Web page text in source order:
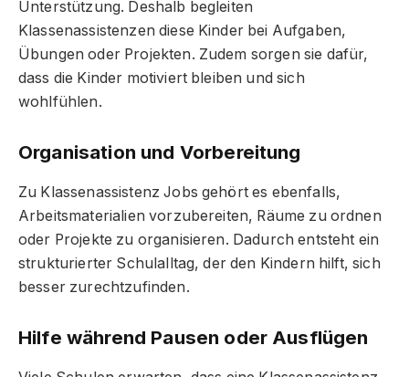
Unterstützung. Deshalb begleiten
Klassenassistenzen diese Kinder bei Aufgaben,
Übungen oder Projekten. Zudem sorgen sie dafür,
dass die Kinder motiviert bleiben und sich
wohlfühlen.
Organisation und Vorbereitung
Zu Klassenassistenz Jobs gehört es ebenfalls,
Arbeitsmaterialien vorzubereiten, Räume zu ordnen
oder Projekte zu organisieren. Dadurch entsteht ein
strukturierter Schulalltag, der den Kindern hilft, sich
besser zurechtzufinden.
Hilfe während Pausen oder Ausflügen